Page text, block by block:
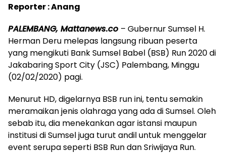
Reporter : Anang
PALEMBANG, Mattanews.co – Gubernur Sumsel H.
Herman Deru melepas langsung ribuan peserta
yang mengikuti Bank Sumsel Babel (BSB) Run 2020 di
Jakabaring Sport City (JSC) Palembang, Minggu
(02/02/2020) pagi.
Menurut HD, digelarnya BSB run ini, tentu semakin
meramaikan jenis olahraga yang ada di Sumsel. Oleh
sebab itu, dia menekankan agar istansi maupun
institusi di Sumsel juga turut andil untuk menggelar
event serupa seperti BSB Run dan Sriwijaya Run.